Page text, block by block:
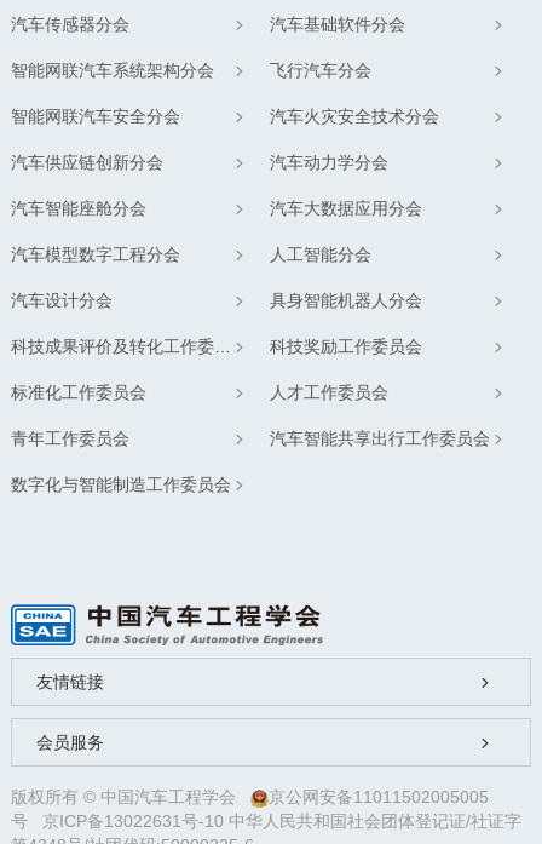
汽车传感器分会 汽车基础软件分会
智能网联汽车系统架构分会 飞行汽车分会
智能网联汽车安全分会 汽车火灾安全技术分会
汽车供应链创新分会 汽车动力学分会
汽车智能座舱分会 汽车大数据应用分会
汽车模型数字工程分会 人工智能分会
汽车设计分会 具身智能机器人分会
科技成果评价及转化工作委员会 科技奖励工作委员会
标准化工作委员会 人才工作委员会
青年工作委员会 汽车智能共享出行工作委员会
数字化与智能制造工作委员会
友情链接
会员服务
版权所有 © 中国汽车工程学会
京公网安备11011502005005
号
京ICP备13022631号-10 中华人民共和国社会团体登记证/社证字